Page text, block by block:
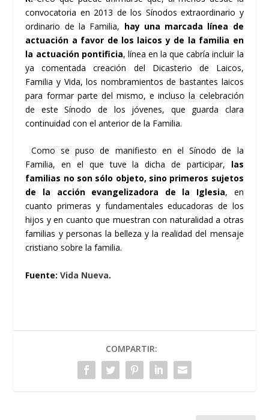
convocatoria en 2013 de los Sínodos extraordinario y
ordinario de la Familia, hay una marcada línea de
actuación a favor de los laicos y de la familia en
la actuación pontificia, línea en la que cabría incluir la
ya comentada creación del Dicasterio de Laicos,
Familia y Vida, los nombramientos de bastantes laicos
para formar parte del mismo, e incluso la celebración
de este Sínodo de los jóvenes, que guarda clara
continuidad con el anterior de la Familia.
Como se puso de manifiesto en el Sínodo de la
Familia, en el que tuve la dicha de participar, las
familias no son sólo objeto, sino primeros sujetos
de la acción evangelizadora de la Iglesia, en
cuanto primeras y fundamentales educadoras de los
hijos y en cuanto que muestran con naturalidad a otras
familias y personas la belleza y la realidad del mensaje
cristiano sobre la familia.
Fuente:Vida Nueva.
COMPARTIR: